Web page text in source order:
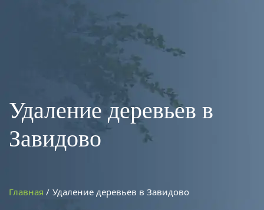
Удаление деревьев в
Завидово
Главная Удаление деревьев в Завидово